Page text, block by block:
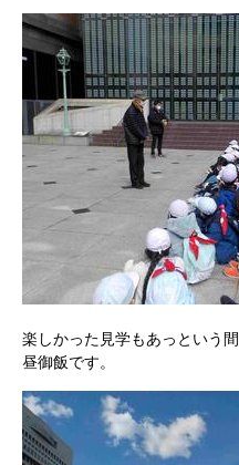
楽しかった見学もあっという
昼御飯です。